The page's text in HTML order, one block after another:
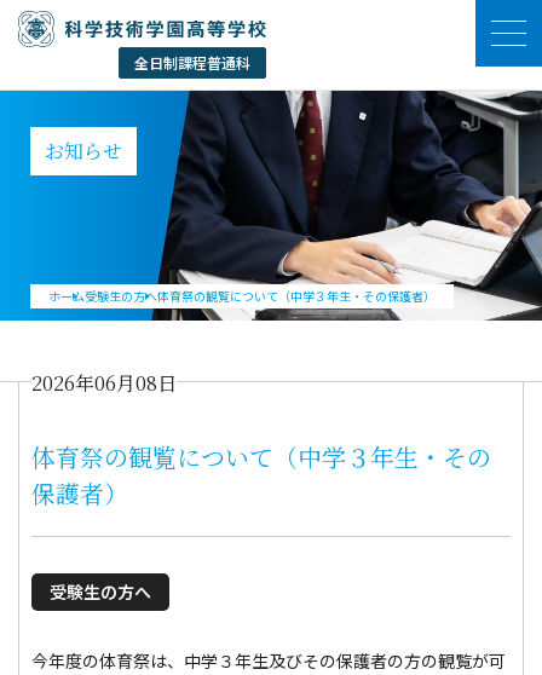
お知らせ
ホーム受験生の方へ体育祭の観覧について（中学３年生・その保護者）
2026年06月08日
体育祭の観覧について（中学３年生・その
保護者）
受験生の方へ
今年度の体育祭は、中学３年生及びその保護者の方の観覧が可